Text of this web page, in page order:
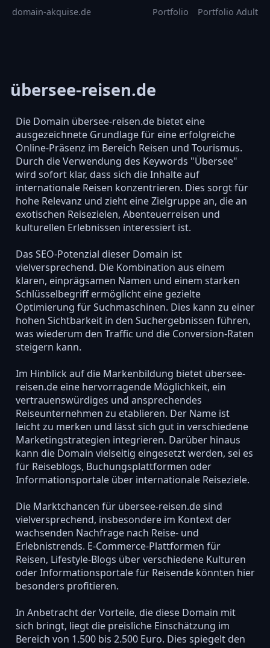
domain-akquise.de Portfolio Portfolio Adult
übersee-reisen.de
Die Domain übersee-reisen.de bietet eine
ausgezeichnete Grundlage für eine erfolgreiche
Online-Präsenz im Bereich Reisen und Tourismus.
Durch die Verwendung des Keywords "Übersee"
wird sofort klar, dass sich die Inhalte auf
internationale Reisen konzentrieren. Dies sorgt für
hohe Relevanz und zieht eine Zielgruppe an, die an
exotischen Reisezielen, Abenteuerreisen und
kulturellen Erlebnissen interessiert ist.
Das SEO-Potenzial dieser Domain ist
vielversprechend. Die Kombination aus einem
klaren, einprägsamen Namen und einem starken
Schlüsselbegriff ermöglicht eine gezielte
Optimierung für Suchmaschinen. Dies kann zu einer
hohen Sichtbarkeit in den Suchergebnissen führen,
was wiederum den Traffic und die Conversion-Raten
steigern kann.
Im Hinblick auf die Markenbildung bietet übersee-
reisen.de eine hervorragende Möglichkeit, ein
vertrauenswürdiges und ansprechendes
Reiseunternehmen zu etablieren. Der Name ist
leicht zu merken und lässt sich gut in verschiedene
Marketingstrategien integrieren. Darüber hinaus
kann die Domain vielseitig eingesetzt werden, sei es
für Reiseblogs, Buchungsplattformen oder
Informationsportale über internationale Reiseziele.
Die Marktchancen für übersee-reisen.de sind
vielversprechend, insbesondere im Kontext der
wachsenden Nachfrage nach Reise- und
Erlebnistrends. E-Commerce-Plattformen für
Reisen, Lifestyle-Blogs über verschiedene Kulturen
oder Informationsportale für Reisende könnten hier
besonders profitieren.
In Anbetracht der Vorteile, die diese Domain mit
sich bringt, liegt die preisliche Einschätzung im
Bereich von 1.500 bis 2.500 Euro. Dies spiegelt den